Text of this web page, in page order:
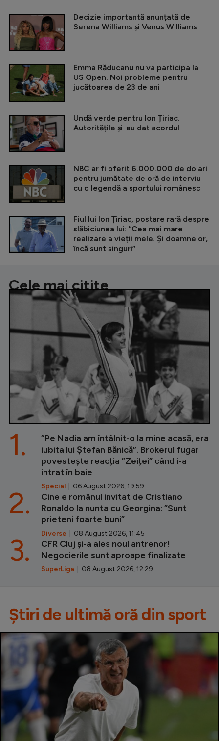
Decizie importantă anunțată de
Serena Williams și Venus Williams
Emma Răducanu nu va participa la
US Open. Noi probleme pentru
jucătoarea de 23 de ani
Undă verde pentru Ion Țiriac.
Autoritățile și-au dat acordul
NBC ar fi oferit 6.000.000 de dolari
pentru jumătate de oră de interviu
cu o legendă a sportului românesc
Fiul lui Ion Țiriac, postare rară despre
slăbiciunea lui: ”Cea mai mare
realizare a vieții mele. Și doamnelor,
încă sunt singuri”
Cele mai citite
”Pe Nadia am întâlnit-o la mine acasă, era
iubita lui Ștefan Bănică”. Brokerul fugar
povestește reacția ”Zeiței” când i-a
intrat în baie
Special | 06 August 2026, 19:59
1.
Cine e românul invitat de Cristiano
Ronaldo la nunta cu Georgina: ”Sunt
prieteni foarte buni”
Diverse | 08 August 2026, 11:45
2.
CFR Cluj și-a ales noul antrenor!
Negocierile sunt aproape finalizate
SuperLiga | 08 August 2026, 12:29
3.
Știri de ultimă oră din sport